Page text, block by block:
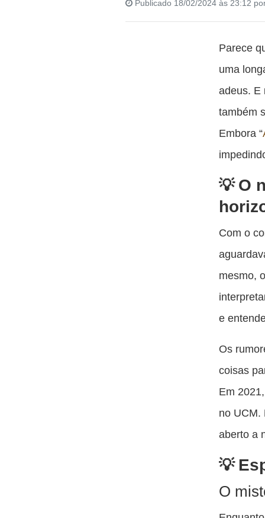
Publicado 18/02/2024 às 23:12
Parece
uma
adeus. E
também
Embora “
O
Com o
mesmo,
e
Os
coisas
Em
no UCM.
aberto a
O